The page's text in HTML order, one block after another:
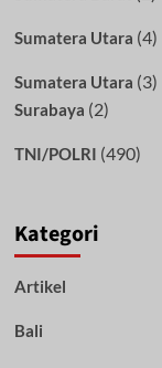
Sumatera Utara (4)
Sumatera Utara (3)
Surabaya (2)
TNI/POLRI (490)
Kategori
Artikel
Bali